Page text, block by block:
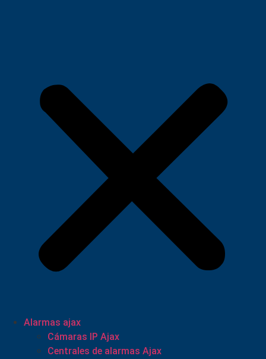
Alarmas ajax
Cámaras IP Ajax
Centrales de alarmas Ajax